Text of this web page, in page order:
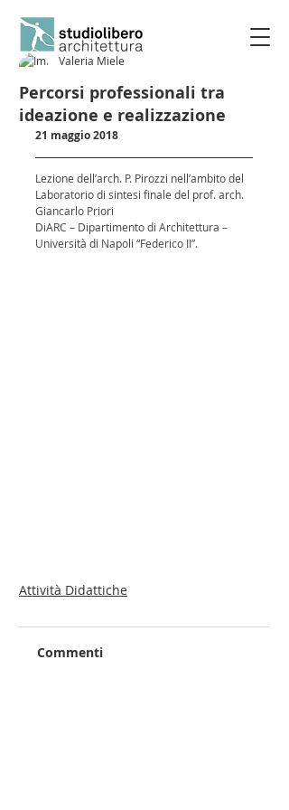
Percorsi professionali tra
ideazione e realizzazione
Valeria Miele
21 maggio 2018
Lezione dell’arch. P. Pirozzi nell’ambito del
Laboratorio di sintesi finale del prof. arch.
Giancarlo Priori
DiARC – Dipartimento di Architettura –
Università di Napoli “Federico II”.
Attività Didattiche
Commenti